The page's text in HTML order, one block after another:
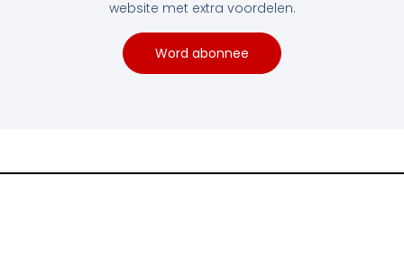
website met extra voordelen.
Word abonnee